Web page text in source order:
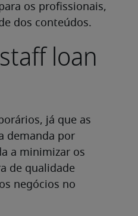
os profissionais,
dos conteúdos.
loan
já que as
demanda por
a minimizar os
de qualidade
negócios no